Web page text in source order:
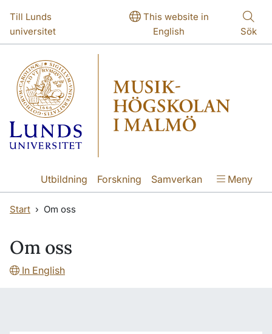
Till Lunds
universitet
This website in
English
Sök
Utbildning Forskning Samverkan Meny
Start Om oss
Om oss
In English